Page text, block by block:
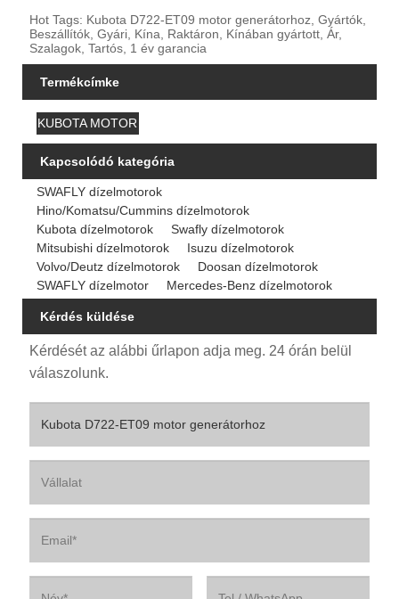
Hot Tags: Kubota D722-ET09 motor generátorhoz, Gyártók,
Beszállítók, Gyári, Kína, Raktáron, Kínában gyártott, Ár,
Szalagok, Tartós, 1 év garancia
Termékcímke
KUBOTA MOTOR
Kapcsolódó kategória
SWAFLY dízelmotorok
Hino/Komatsu/Cummins dízelmotorok
Kubota dízelmotorok
Swafly dízelmotorok
Mitsubishi dízelmotorok
Isuzu dízelmotorok
Volvo/Deutz dízelmotorok
Doosan dízelmotorok
SWAFLY dízelmotor
Mercedes-Benz dízelmotorok
Kérdés küldése
Kérdését az alábbi űrlapon adja meg. 24 órán belül
válaszolunk.